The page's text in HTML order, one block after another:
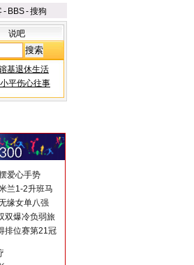
- BBS-搜狗
说吧
基退休生活
平伤心往事
爱心手势
兰1-2升班马
缘女单八强
双爆冷负弱旅
排位赛第21冠